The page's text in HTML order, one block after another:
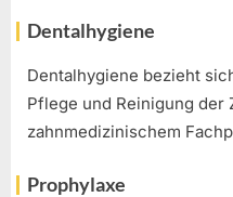
Dentalhygiene
Dentalhygiene bezieht
Pflege und Reinigung der
zahnmedizinischem
Prophylaxe